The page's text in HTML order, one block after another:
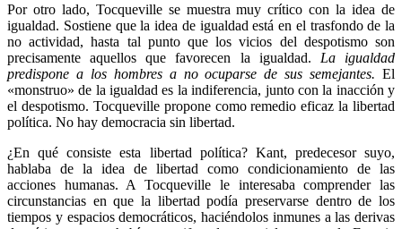
Por otro lado, Tocqueville se muestra muy crítico con la idea de
igualdad. Sostiene que la idea de igualdad está en el trasfondo de la
no actividad, hasta tal punto que los vicios del despotismo son
precisamente aquellos que favorecen la igualdad. La igualdad
predispone a los hombres a no ocuparse de sus semejantes. El
«monstruo» de la igualdad es la indiferencia, junto con la inacción y
el despotismo. Tocqueville propone como remedio eficaz la libertad
política. No hay democracia sin libertad.
¿En qué consiste esta libertad política? Kant, predecesor suyo,
hablaba de la idea de libertad como condicionamiento de las
acciones humanas. A Tocqueville le interesaba comprender las
circunstancias en que la libertad podía preservarse dentro de los
tiempos y espacios democráticos, haciéndolos inmunes a las derivas